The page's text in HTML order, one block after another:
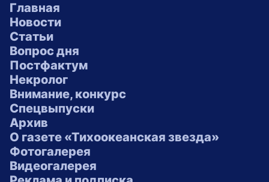
Главная
Новости
Статьи
Вопрос дня
Постфактум
Некролог
Внимание, конкурс
Спецвыпуски
Архив
О газете «Тихоокеанская звезда»
Фотогалерея
Видеогалерея